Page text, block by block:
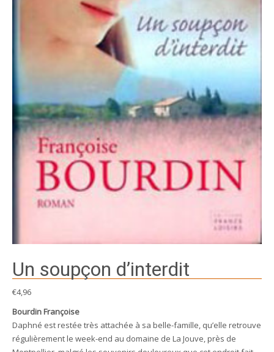
Un soupçon d’interdit
€4,96
Bourdin Françoise
Daphné est restée très attachée à sa belle-famille, qu’elle retrouve
régulièrement le week-end au domaine de La Jouve, près de